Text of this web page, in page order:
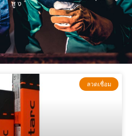
สูง”
ลวดเชื่อม